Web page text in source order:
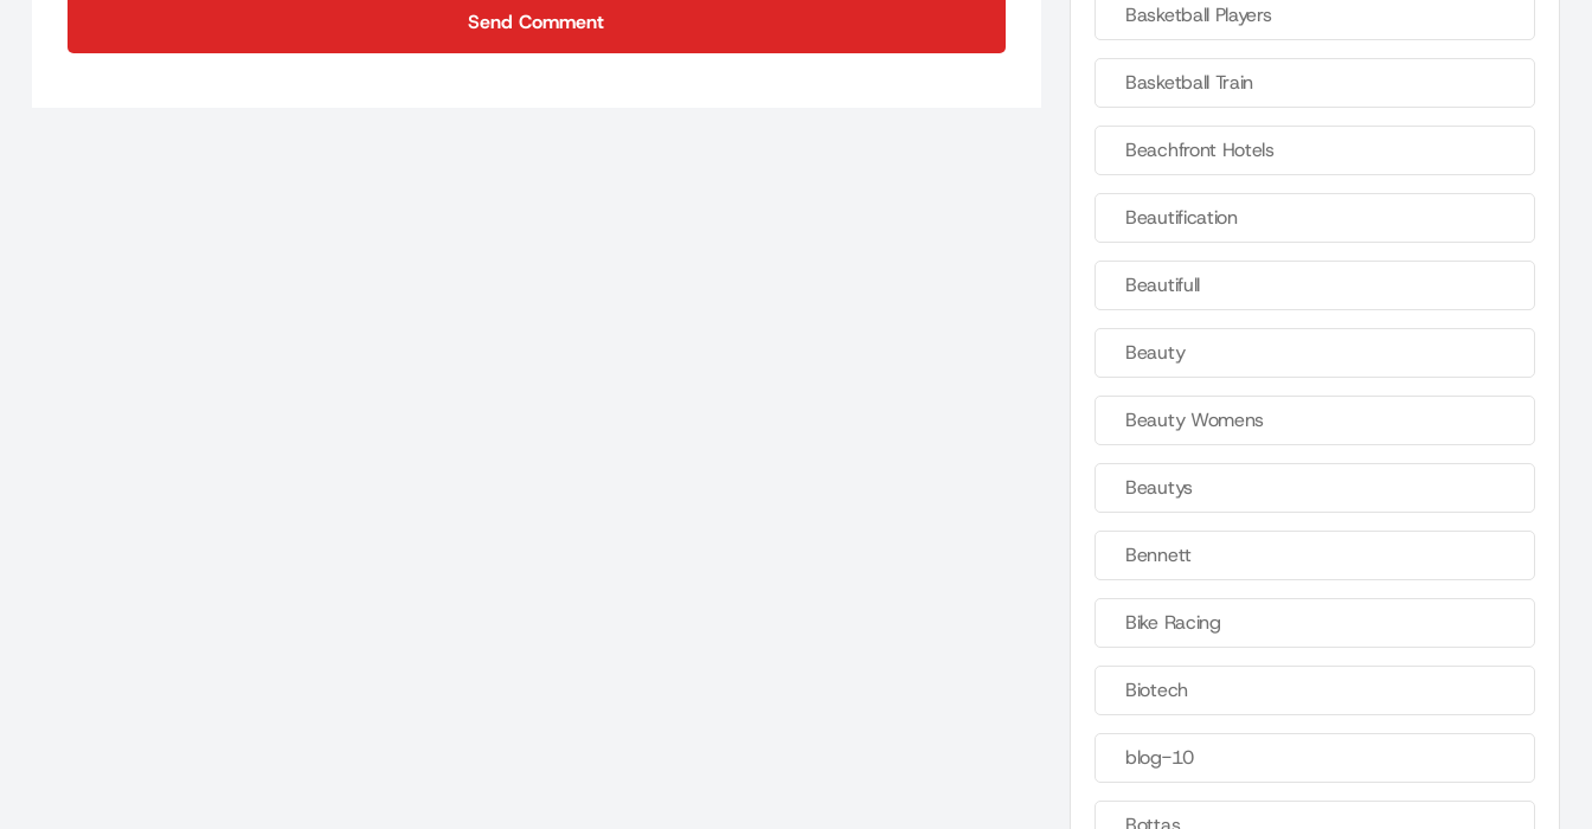
Send Comment
Basketball Players
Basketball Train
Beachfront Hotels
Beautification
Beautifull
Beauty
Beauty Womens
Beautys
Bennett
Bike Racing
Biotech
blog-10